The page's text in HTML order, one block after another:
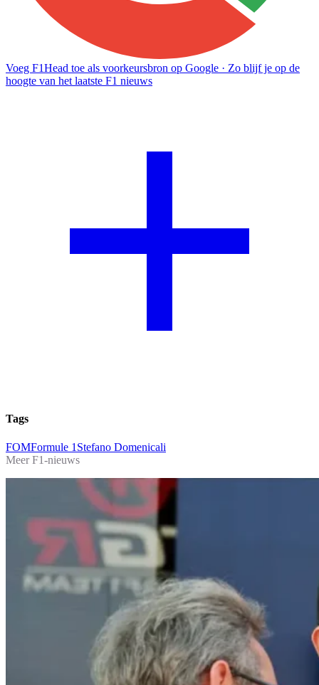
Voeg F1Head toe als voorkeursbron op Google · Zo blijf je op de
hoogte van het laatste F1 nieuws
Tags
FOMFormule 1 Stefano Domenicali
Meer F1-nieuws